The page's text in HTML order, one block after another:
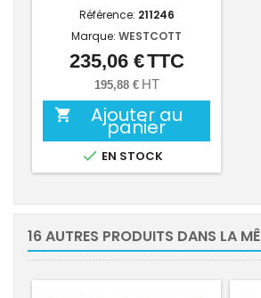
Référence: 211246
Marque: WESTCOTT
Prix
235,06 €TTC
195,88 € HT
 Ajouter au
panier
 EN STOCK
16 AUTRES PRODUITS DANS LA